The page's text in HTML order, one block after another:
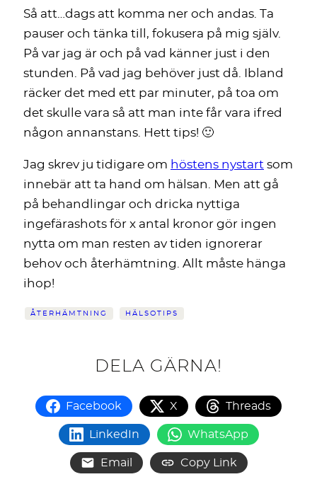
Så att…dags att komma ner och andas. Ta
pauser och tänka till, fokusera på mig själv.
På var jag är och på vad känner just i den
stunden. På vad jag behöver just då. Ibland
räcker det med ett par minuter, på toa om
det skulle vara så att man inte får vara ifred
någon annanstans. Hett tips! 🙂
Jag skrev ju tidigare om höstens nystart som
innebär att ta hand om hälsan. Men att gå
på behandlingar och dricka nyttiga
ingefärashots för x antal kronor gör ingen
nytta om man resten av tiden ignorerar
behov och återhämtning. Allt måste hänga
ihop!
ÅTERHÄMTNING HÄLSOTIPS
DELA GÄRNA!
Facebook X Threads
LinkedIn WhatsApp
Email Copy Link